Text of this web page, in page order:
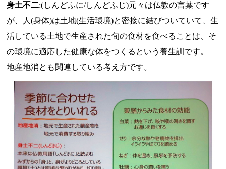
身土不二:(しんどふに/しんどふじ)元々は仏教の言葉です
が、人(身体)は土地(生活環境)と密接に結びついていて、生
活している土地で生産された旬の食材を食べることは、そ
の環境に適応した健康な体をつくるという養生訓です。
地産地消とも関連している考え方です。